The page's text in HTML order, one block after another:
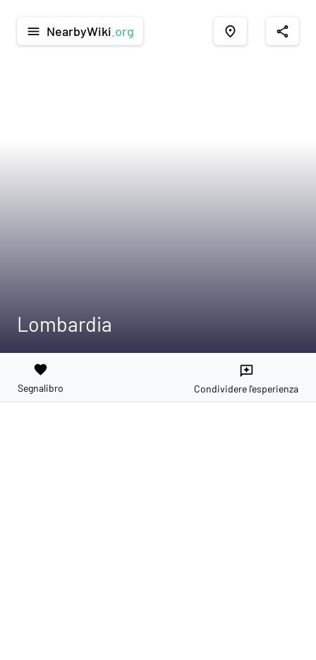
menu NearbyWiki .org place share
Lombardia
favorite
Segnalibro
reviews
Condividere l'esperienza